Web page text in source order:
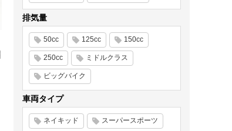
排気量
50cc 125cc 150cc
250cc ミドルクラス
ビッグバイク
車両タイプ
ネイキッド スーパースポーツ